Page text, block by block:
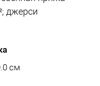
джерси
см